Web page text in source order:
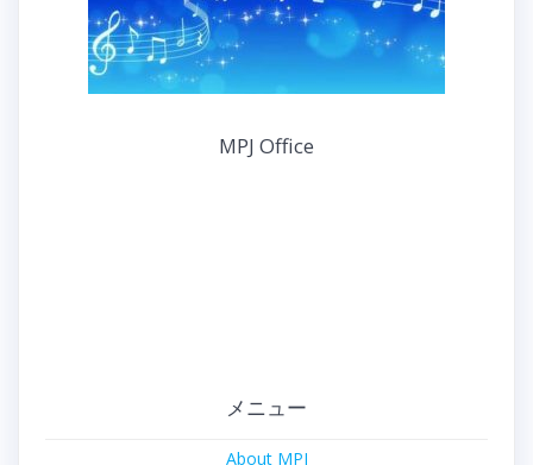
MPJ Office
メニュー
About MPJ